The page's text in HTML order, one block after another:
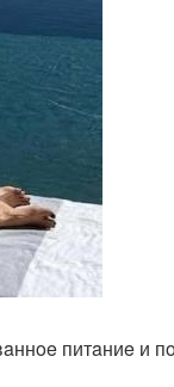
питaниe и